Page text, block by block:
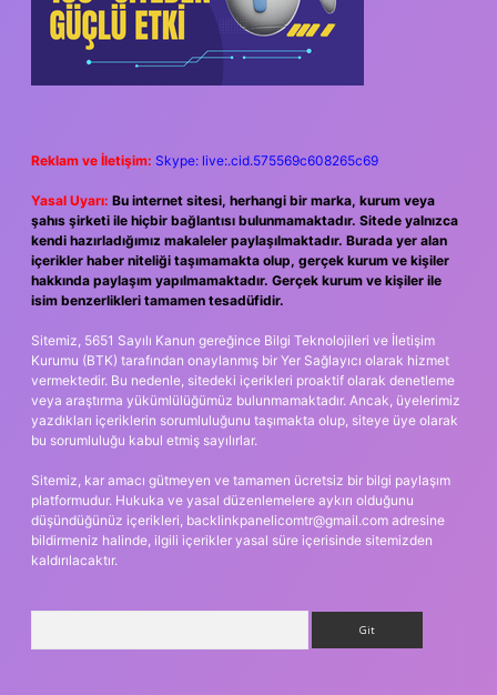
Reklam ve İletişim: Skype: live:.cid.575569c608265c69
Yasal Uyarı: Bu internet sitesi, herhangi bir marka, kurum veya
şahıs şirketi ile hiçbir bağlantısı bulunmamaktadır. Sitede yalnızca
kendi hazırladığımız makaleler paylaşılmaktadır. Burada yer alan
içerikler haber niteliği taşımamakta olup, gerçek kurum ve kişiler
hakkında paylaşım yapılmamaktadır. Gerçek kurum ve kişiler ile
isim benzerlikleri tamamen tesadüfidir.
Sitemiz, 5651 Sayılı Kanun gereğince Bilgi Teknolojileri ve İletişim
Kurumu (BTK) tarafından onaylanmış bir Yer Sağlayıcı olarak hizmet
vermektedir. Bu nedenle, sitedeki içerikleri proaktif olarak denetleme
veya araştırma yükümlülüğümüz bulunmamaktadır. Ancak, üyelerimiz
yazdıkları içeriklerin sorumluluğunu taşımakta olup, siteye üye olarak
bu sorumluluğu kabul etmiş sayılırlar.
Sitemiz, kar amacı gütmeyen ve tamamen ücretsiz bir bilgi paylaşım
platformudur. Hukuka ve yasal düzenlemelere aykırı olduğunu
düşündüğünüz içerikleri, backlinkpanelicomtr@gmail.com adresine
bildirmeniz halinde, ilgili içerikler yasal süre içerisinde sitemizden
kaldırılacaktır.